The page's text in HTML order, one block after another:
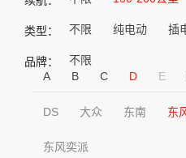
类型： 不限 纯电动 插
品牌：
不限
A
B C D E
DS 大众 东南 东
东风奕派